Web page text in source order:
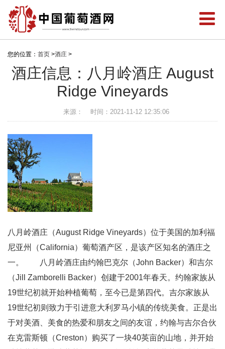
您的位置： 首页 >酒庄 >
酒庄信息：八月岭酒庄 August
Ridge Vineyards
来源： 时间：2021-11-12 12:35:06
八月岭酒庄（August Ridge Vineyards）位于美国的加利福
尼亚州（California）葡萄酒产区，是该产区知名的酒庄之
一。 八月岭酒庄由约翰巴克尔（John Backer）和吉尔
（Jill Zamborelli Backer）创建于2001年春天。约翰家族从
19世纪初就开始种植葡萄，至今已是第四代。吉尔家族从
19世纪初则致力于引进意大利罗马小镇的传统美食。正是出
于对美酒、美食的热爱和朋友之间的友谊，约翰与吉尔合伙
在克雷斯顿（Creston）购买了一块40英亩的山地，并开始